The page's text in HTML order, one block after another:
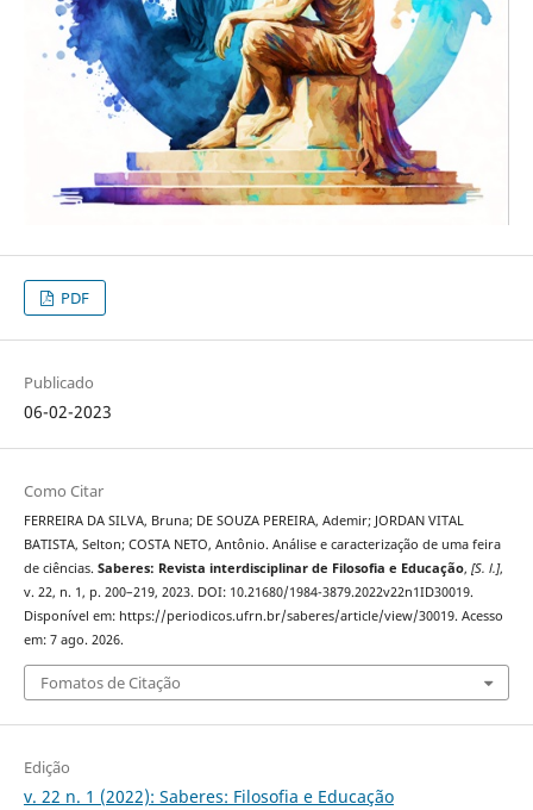
PDF
Publicado
06-02-2023
Como Citar
FERREIRA DA SILVA, Bruna; DE SOUZA PEREIRA, Ademir; JORDAN VITAL
BATISTA, Selton; COSTA NETO, Antônio. Análise e caracterização de uma feira
de ciências. Saberes: Revista interdisciplinar de Filosofia e Educação, [S. l.],
v. 22, n. 1, p. 200–219, 2023. DOI: 10.21680/1984-3879.2022v22n1ID30019.
Disponível em: https://periodicos.ufrn.br/saberes/article/view/30019. Acesso
em: 7 ago. 2026.
Fomatos de Citação
Edição
v. 22 n. 1 (2022): Saberes: Filosofia e Educação